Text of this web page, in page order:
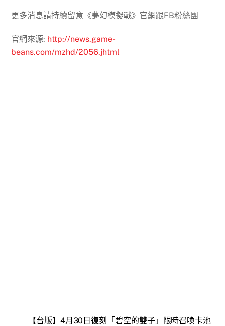
更多消息請持續留意《夢幻模擬戰》官網跟FB粉絲團
官網來源: http://news.game-
beans.com/mzhd/2056.jhtml
【台版】4月30日復刻「碧空的雙子」限時召喚卡池